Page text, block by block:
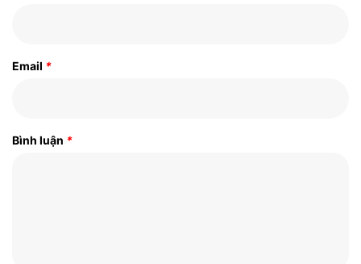
Email *
Bình luận *